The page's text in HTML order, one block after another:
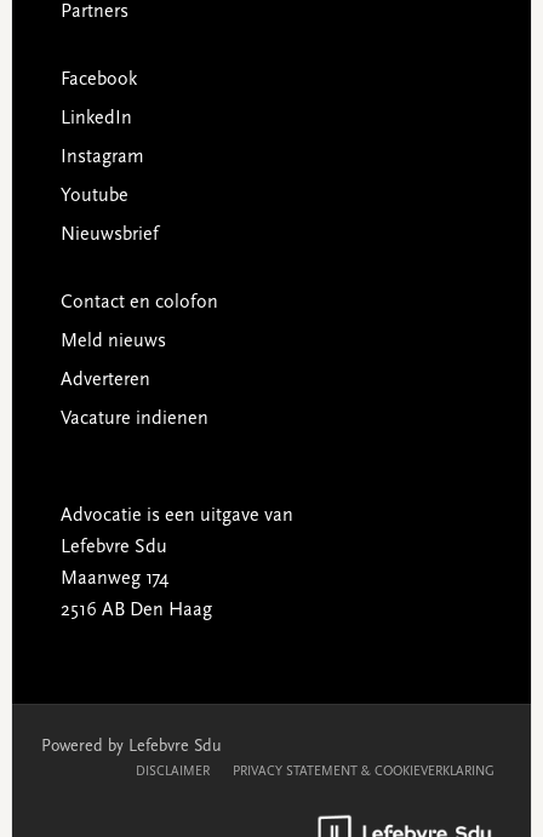
Partners
Facebook
LinkedIn
Instagram
Youtube
Nieuwsbrief
Contact en colofon
Meld nieuws
Adverteren
Vacature indienen
Advocatie is een uitgave van
Lefebvre Sdu
Maanweg 174
2516 AB Den Haag
Powered by Lefebvre Sdu
DISCLAIMER PRIVACY STATEMENT & COOKIEVERKLARING